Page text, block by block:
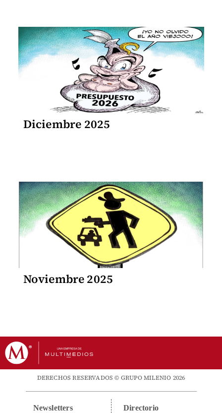
Diciembre 2025
Noviembre 2025
DERECHOS RESERVADOS © GRUPO MILENIO 2026
Newsletters Directorio